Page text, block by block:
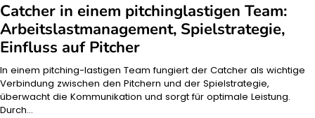
Catcher in einem pitchinglastigen Team:
Arbeitslastmanagement, Spielstrategie,
Einfluss auf Pitcher
In einem pitching-lastigen Team fungiert der Catcher als wichtige
Verbindung zwischen den Pitchern und der Spielstrategie,
überwacht die Kommunikation und sorgt für optimale Leistung.
Durch…